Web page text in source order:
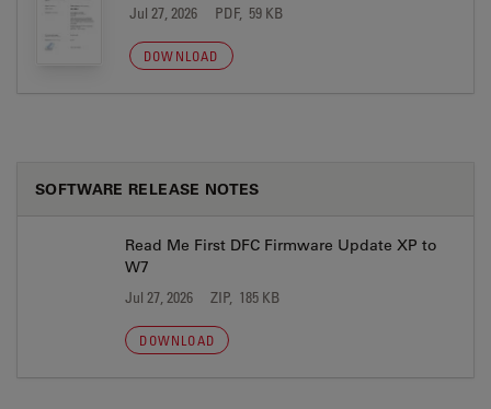
Jul 27, 2026 PDF, 59 KB
DOWNLOAD
SOFTWARE RELEASE NOTES
Read Me First DFC Firmware Update XP to
W7
Jul 27, 2026 ZIP, 185 KB
DOWNLOAD